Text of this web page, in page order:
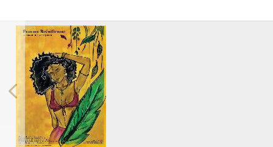
Previous